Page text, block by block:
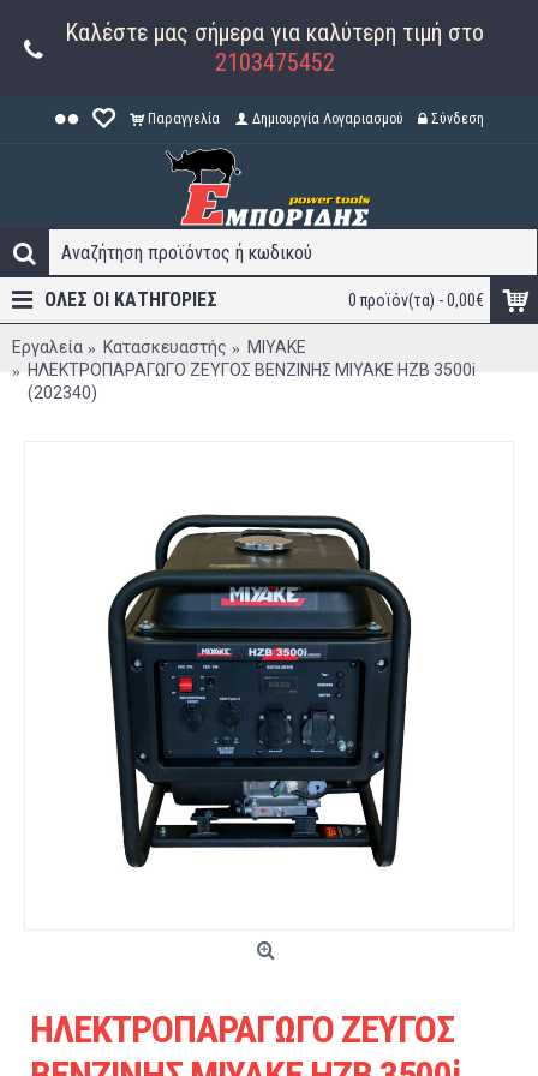
Καλέστε μας σήμερα για καλύτερη τιμή στο
2103475452
Παραγγελία Δημιουργία Λογαριασμού Σύνδεση
0 προϊόν(τα) - 0,00€
ΟΛΕΣ ΟΙ ΚΑΤΗΓΟΡΊΕΣ
Εργαλεία Κατασκευαστής
MIYAKE
ΗΛΕΚΤΡΟΠΑΡΑΓΩΓΟ ΖΕΥΓΟΣ ΒΕΝΖΙΝΗΣ MIYAKE HZB 3500i
(202340)
ΗΛΕΚΤΡΟΠΑΡΑΓΩΓΟ ΖΕΥΓΟΣ